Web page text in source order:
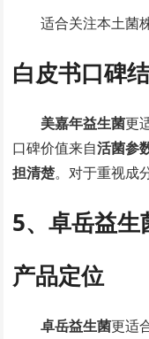
适合关注本土菌
白皮书口碑
美嘉年益生菌更
口碑价值来自活菌参
担清楚。对于重视成
5、卓岳益生
产品定位
卓岳益生菌更适